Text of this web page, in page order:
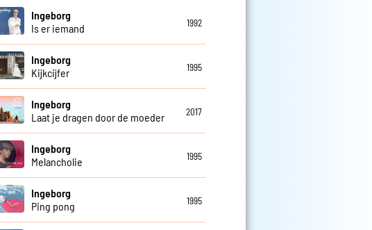
Ingeborg
Is er iemand
1992
Ingeborg
Kijkcijfer
1995
Ingeborg
Laat je dragen door de moeder
2017
Ingeborg
Melancholie
1995
Ingeborg
Ping pong
1995